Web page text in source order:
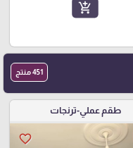
add_shopping_cart
451 منتج
طقم عملي-ترنجات
favorite_border